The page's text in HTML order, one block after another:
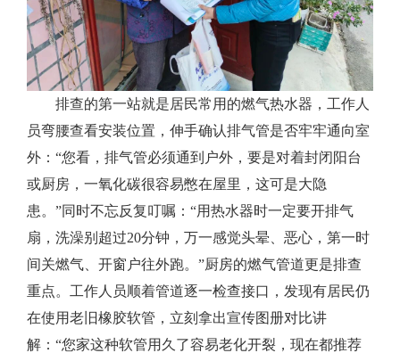
排查的第一站就是居民常用的燃气热水器，工作人
员弯腰查看安装位置，伸手确认排气管是否牢牢通向室
外：“您看，排气管必须通到户外，要是对着封闭阳台
或厨房，一氧化碳很容易憋在屋里，这可是大隐
患。”同时不忘反复叮嘱：“用热水器时一定要开排气
扇，洗澡别超过20分钟，万一感觉头晕、恶心，第一时
间关燃气、开窗户往外跑。”厨房的燃气管道更是排查
重点。工作人员顺着管道逐一检查接口，发现有居民仍
在使用老旧橡胶软管，立刻拿出宣传图册对比讲
解：“您家这种软管用久了容易老化开裂，现在都推荐